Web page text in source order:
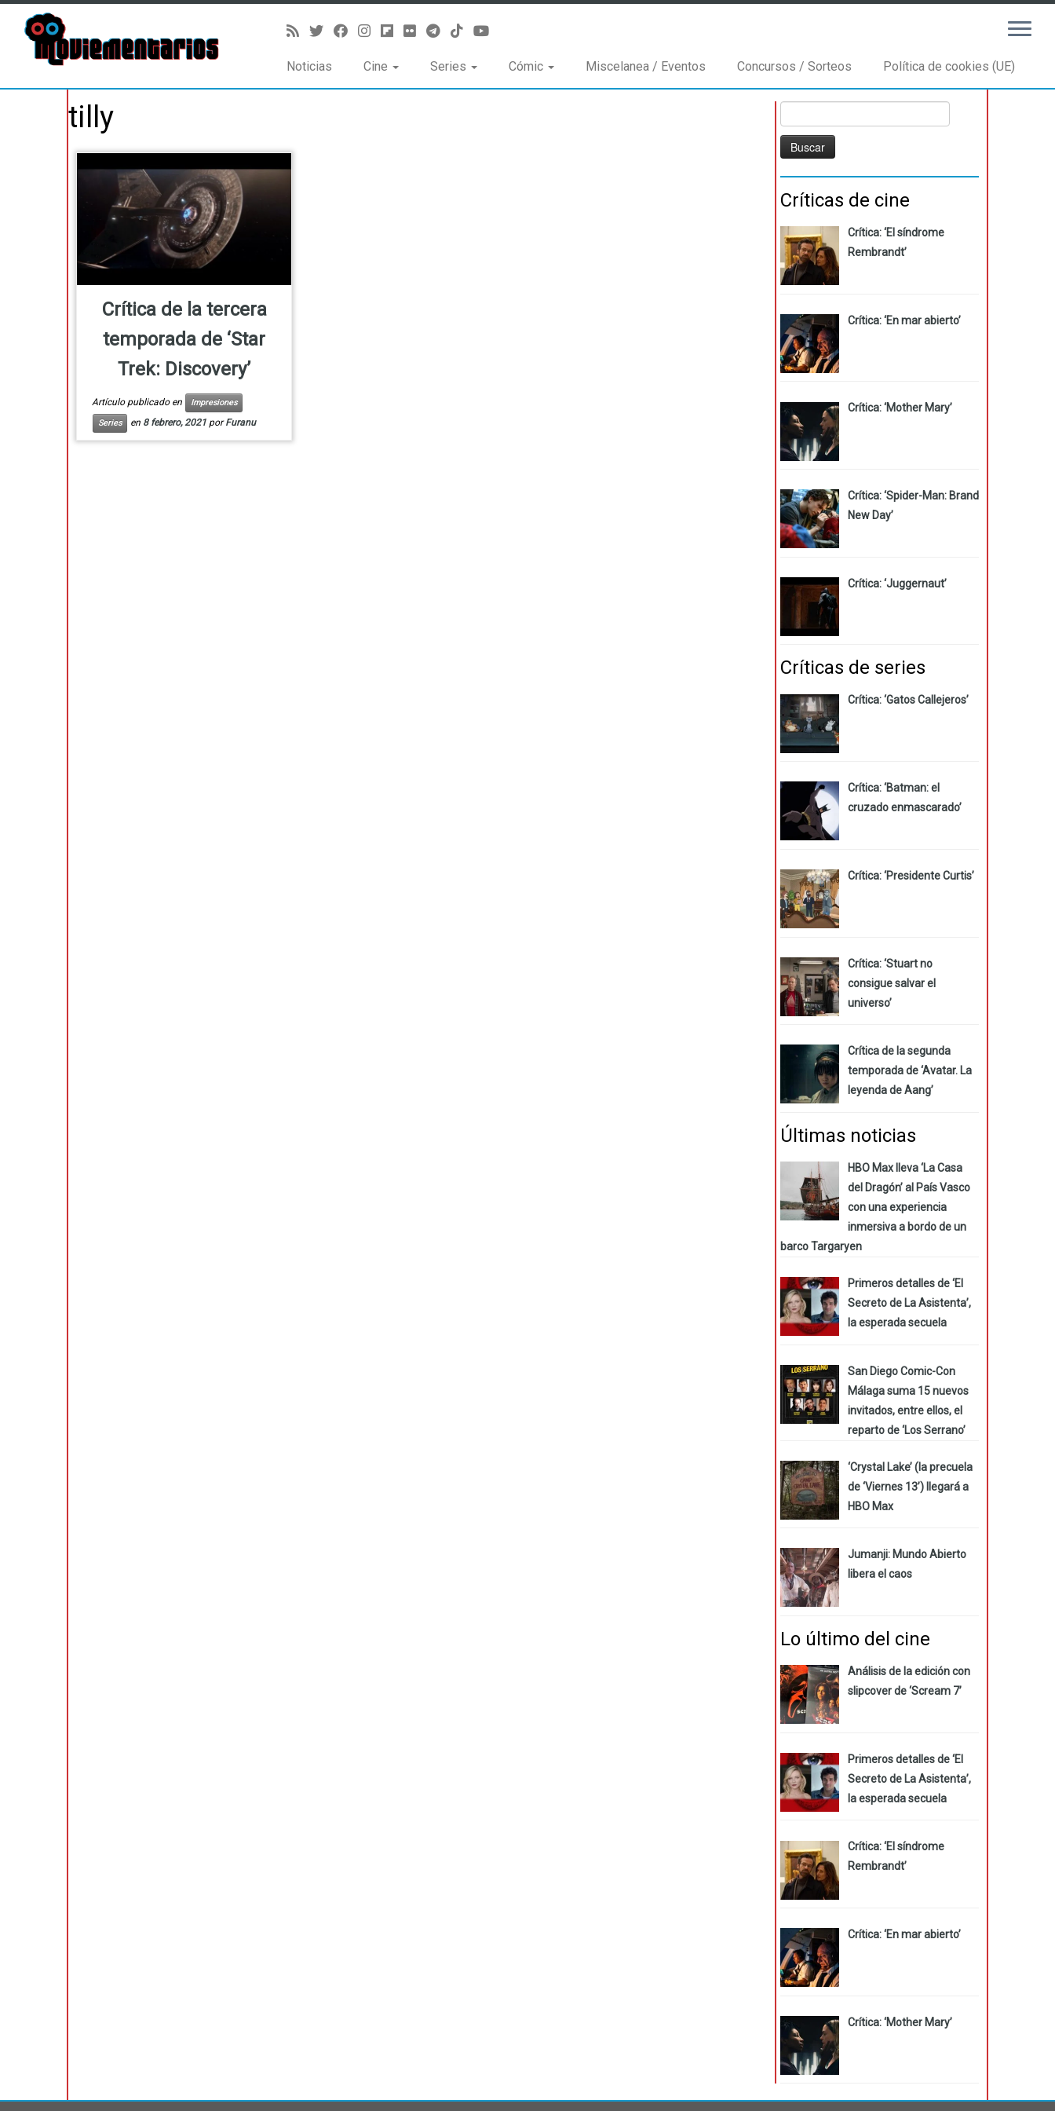
Noticias Cine Series Cómic Miscelanea / Eventos Concursos / Sorteos Política de cookies (UE)
tilly
Crítica de la tercera
temporada de ‘Star
Trek: Discovery’
Artículo publicado en
Impresiones
Series
en 8 febrero, 2021 porFuranu
Críticas de cine
Crítica: ‘El síndrome
Rembrandt’
Crítica: ‘En mar abierto’
Crítica: ‘Mother Mary’
Crítica: ‘Spider-Man: Brand
New Day’
Crítica: ‘Juggernaut’
Críticas de series
Crítica: ‘Gatos Callejeros’
Crítica: ‘Batman: el
cruzado enmascarado’
Crítica: ‘Presidente Curtis’
Crítica: ‘Stuart no
consigue salvar el
universo’
Crítica de la segunda
temporada de ‘Avatar. La
leyenda de Aang’
Últimas noticias
HBO Max lleva ‘La Casa
del Dragón’ al País Vasco
con una experiencia
inmersiva a bordo de un
barco Targaryen
Primeros detalles de ‘El
Secreto de La Asistenta’,
la esperada secuela
San Diego Comic-Con
Málaga suma 15 nuevos
invitados, entre ellos, el
reparto de ‘Los Serrano’
‘Crystal Lake’ (la precuela
de ‘Viernes 13’) llegará a
HBO Max
Jumanji: Mundo Abierto
libera el caos
Lo último del cine
Análisis de la edición con
slipcover de ‘Scream 7’
Primeros detalles de ‘El
Secreto de La Asistenta’,
la esperada secuela
Crítica: ‘El síndrome
Rembrandt’
Crítica: ‘En mar abierto’
Crítica: ‘Mother Mary’